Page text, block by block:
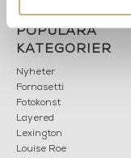
POPULÄRA
KATEGORIER
Nyheter
Fornasetti
Fotokonst
Layered
Lexington
Louise Roe